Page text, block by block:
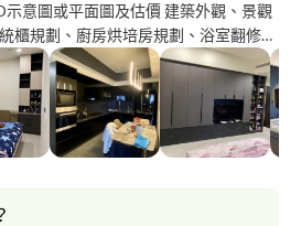
意圖或平面圖及估價 建築外觀、景觀
櫃規劃、廚房烘培房規劃、浴室翻修無
提供簡易3D圖) 為何提供簡易
要圖面才有數量才能估價!!! 收費及
無設計 提案 設計費分二期(50%50%)